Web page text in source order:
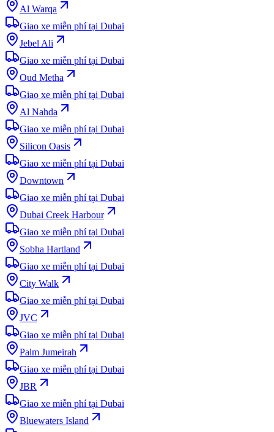
Al Warqa
Giao xe miễn phí tại Dubai
Jebel Ali
Giao xe miễn phí tại Dubai
Oud Metha
Giao xe miễn phí tại Dubai
Al Nahda
Giao xe miễn phí tại Dubai
Silicon Oasis
Giao xe miễn phí tại Dubai
Downtown
Giao xe miễn phí tại Dubai
Dubai Creek Harbour
Giao xe miễn phí tại Dubai
Sobha Hartland
Giao xe miễn phí tại Dubai
City Walk
Giao xe miễn phí tại Dubai
JVC
Giao xe miễn phí tại Dubai
Palm Jumeirah
Giao xe miễn phí tại Dubai
JBR
Giao xe miễn phí tại Dubai
Bluewaters Island